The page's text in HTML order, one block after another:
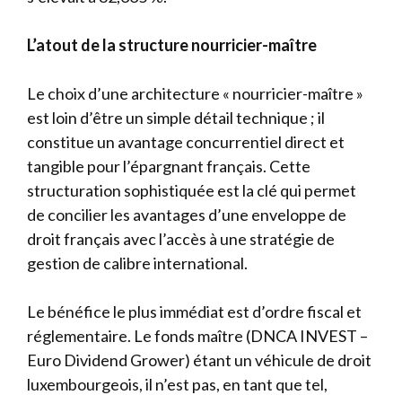
L’atout de la structure nourricier-maître
Le choix d’une architecture « nourricier-maître »
est loin d’être un simple détail technique ; il
constitue un avantage concurrentiel direct et
tangible pour l’épargnant français. Cette
structuration sophistiquée est la clé qui permet
de concilier les avantages d’une enveloppe de
droit français avec l’accès à une stratégie de
gestion de calibre international.
Le bénéfice le plus immédiat est d’ordre fiscal et
réglementaire. Le fonds maître (DNCA INVEST –
Euro Dividend Grower) étant un véhicule de droit
luxembourgeois, il n’est pas, en tant que tel,